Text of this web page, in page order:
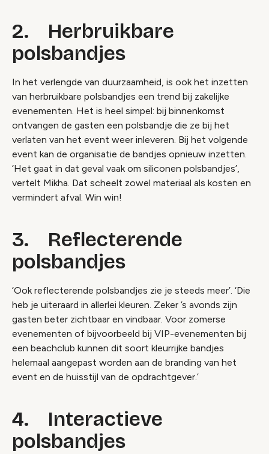
2. Herbruikbare
polsbandjes
In het verlengde van duurzaamheid, is ook het inzetten
van herbruikbare polsbandjes een trend bij zakelijke
evenementen. Het is heel simpel: bij binnenkomst
ontvangen de gasten een polsbandje die ze bij het
verlaten van het event weer inleveren. Bij het volgende
event kan de organisatie de bandjes opnieuw inzetten.
‘Het gaat in dat geval vaak om siliconen polsbandjes’,
vertelt Mikha. Dat scheelt zowel materiaal als kosten en
vermindert afval. Win win!
3. Reflecterende
polsbandjes
‘Ook reflecterende polsbandjes zie je steeds meer’. ‘Die
heb je uiteraard in allerlei kleuren. Zeker ’s avonds zijn
gasten beter zichtbaar en vindbaar. Voor zomerse
evenementen of bijvoorbeeld bij VIP-evenementen bij
een beachclub kunnen dit soort kleurrijke bandjes
helemaal aangepast worden aan de branding van het
event en de huisstijl van de opdrachtgever.’
4. Interactieve
polsbandjes